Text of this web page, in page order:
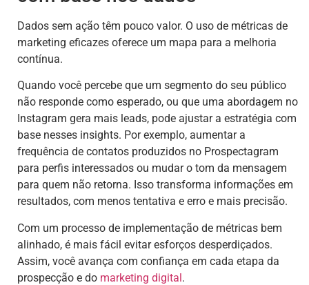
Dados sem ação têm pouco valor. O uso de métricas de
marketing eficazes oferece um mapa para a melhoria
contínua.
Quando você percebe que um segmento do seu público
não responde como esperado, ou que uma abordagem no
Instagram gera mais leads, pode ajustar a estratégia com
base nesses insights. Por exemplo, aumentar a
frequência de contatos produzidos no Prospectagram
para perfis interessados ou mudar o tom da mensagem
para quem não retorna. Isso transforma informações em
resultados, com menos tentativa e erro e mais precisão.
Com um processo de implementação de métricas bem
alinhado, é mais fácil evitar esforços desperdiçados.
Assim, você avança com confiança em cada etapa da
prospecção e do marketing digital.